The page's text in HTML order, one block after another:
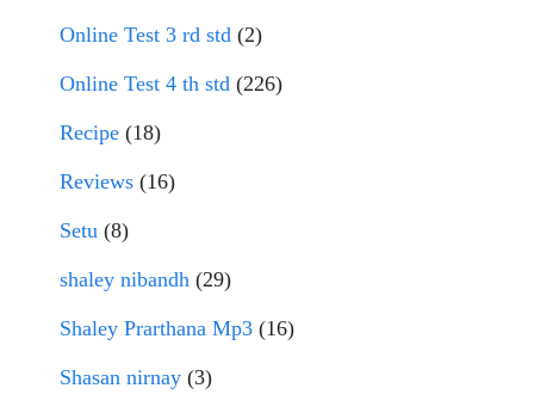
Online Test 3 rd std (2)
Online Test 4 th std (226)
Recipe (18)
Reviews (16)
Setu (8)
shaley nibandh (29)
Shaley Prarthana Mp3 (16)
Shasan nirnay (3)